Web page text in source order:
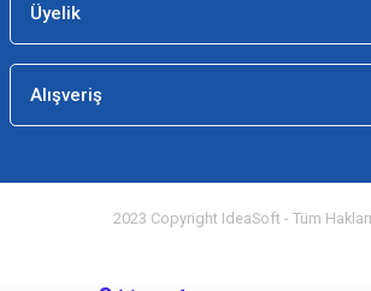
Üyelik
Alışveriş
2023 Copyright IdeaSoft - Tüm Hakları